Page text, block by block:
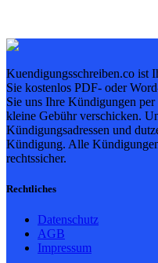
Kuendigungsschreiben.co ist
Sie kostenlos PDF- oder
Sie uns Ihre Kündigungen
kleine Gebühr verschicken.
Kündigungsadressen und
Kündigung. Alle
rechtssicher.
Rechtliches
Datenschutz
AGB
Impressum